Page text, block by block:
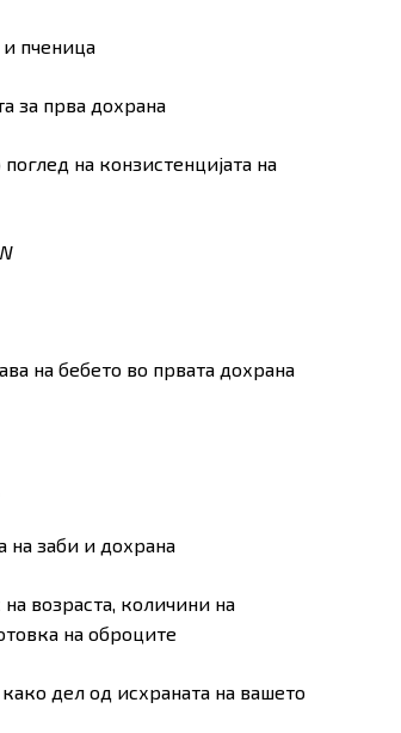
пченица
за прва дохрана
на конзистенцијата на
на бебето во првата дохрана
на заби и дохрана
возраста, количини на
на оброците
дел од исхраната на вашето